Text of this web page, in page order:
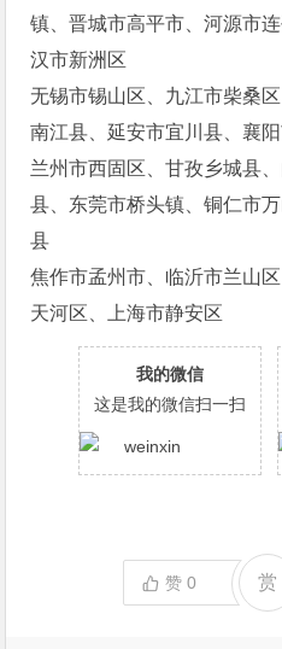
镇、晋城市高平市、河源市
汉市新洲区
无锡市锡山区、九江市柴桑
南江县、延安市宜川县、襄
兰州市西固区、甘孜乡城县
县、东莞市桥头镇、铜仁市
县
焦作市孟州市、临沂市兰山
天河区、上海市静安区
我的微信
这是我的微信扫一扫
赞0 赏